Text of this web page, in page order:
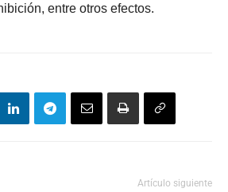
entre otros efectos.
Artículo siguiente